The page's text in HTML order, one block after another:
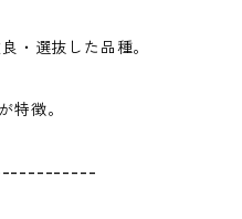
・選抜した品種。
特徴。